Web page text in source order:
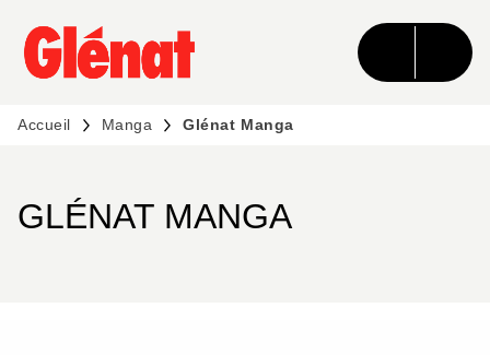
MENU RECHERCHE CONTENU
PIED DE PAGE
Accueil Manga Glénat Manga
GLÉNAT MANGA